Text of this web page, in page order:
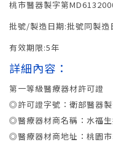
桃市醫器製字第
批號/製造日期:批號同製
有效期限:5年
詳細內容：
第一等級醫療器材許可證
◎許可證字號：衛部醫器
◎醫療器材商名稱：水福
◎醫療器材商地址：桃園